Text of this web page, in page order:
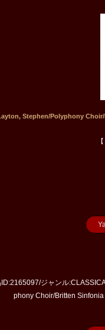
Stephen/Polyphony Choir/
ジャンル
phony Choir/Britten